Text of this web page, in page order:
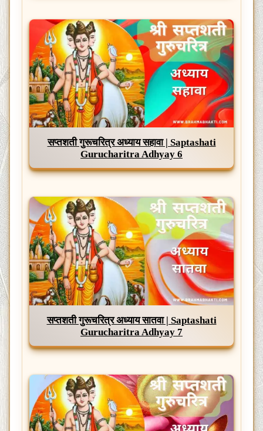
सप्तशती गुरूचरित्र अध्याय सहावा | Saptashati
Gurucharitra Adhyay 6
सप्तशती गुरूचरित्र अध्याय सातवा | Saptashati
Gurucharitra Adhyay 7